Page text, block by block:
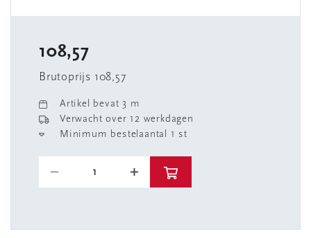
108,57
Brutoprijs 108,57
Artikel bevat 3 m
Verwacht over 12 werkdagen
Minimum bestelaantal 1 st